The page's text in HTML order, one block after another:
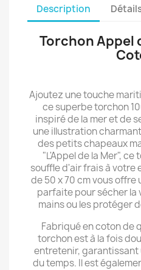
Description
Torchon Appel
Ajoutez une touche
ce superbe torchon
inspiré de la mer et de
une illustration
des petits chapeaux
"L'Appel de la Mer",
souffle d'air frais à votre
de 50 x 70 cm vous
parfaite pour sécher la
mains ou les protéger
Fabriqué en coton de
torchon est à la fois
entretenir, garantissant
du temps. Il est